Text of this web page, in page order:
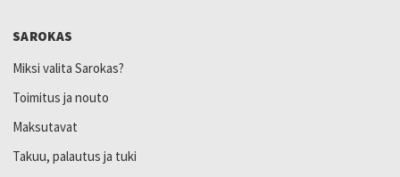
SAROKAS
Miksi valita Sarokas?
Toimitus ja nouto
Maksutavat
Takuu, palautus ja tuki